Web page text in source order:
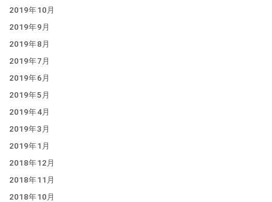
2019年10月
2019年9月
2019年8月
2019年7月
2019年6月
2019年5月
2019年4月
2019年3月
2019年1月
2018年12月
2018年11月
2018年10月